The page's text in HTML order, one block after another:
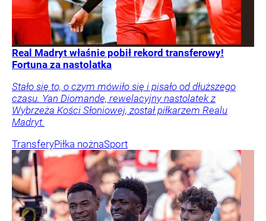
Real Madryt właśnie pobił rekord transferowy!
Fortuna za nastolatka
Stało się to, o czym mówiło się i pisało od dłuższego
czasu. Yan Diomande, rewelacyjny nastolatek z
Wybrzeża Kości Słoniowej, został piłkarzem Realu
Madryt.
TransferyPiłka nożnaSport